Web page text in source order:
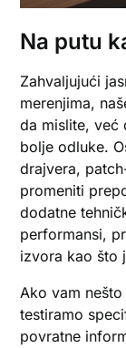
Na putu
Zahvaljujući
merenjima,
da mislite, već
bolje odluke.
drajvera,
promeniti
dodatne
performansi,
izvora kao što
Ako vam
testiramo
povratne